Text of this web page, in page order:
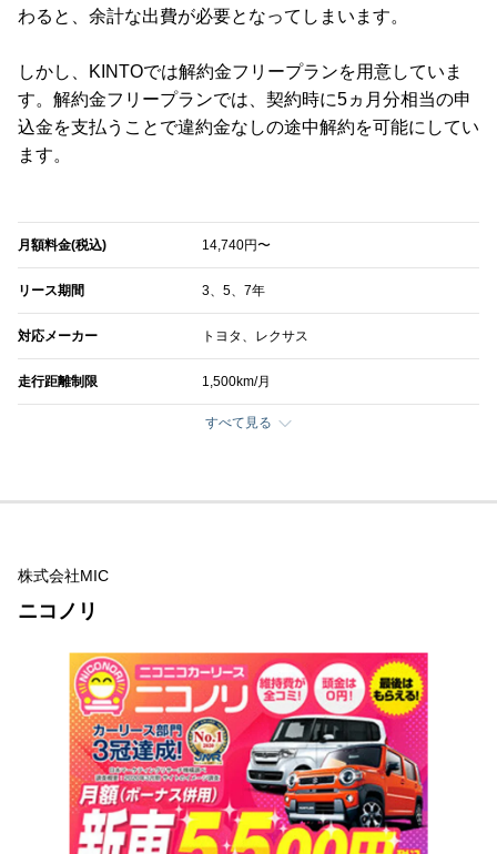
わると、余計な出費が必要となってしまいます。
しかし、KINTOでは解約金フリープランを用意していま
す。解約金フリープランでは、契約時に5ヵ月分相当の申
込金を支払うことで違約金なしの途中解約を可能にしてい
ます。
月額料金(税込) 14,740円〜
リース期間 3、5、7年
対応メーカー トヨタ、レクサス
走行距離制限 1,500km/月
すべて見る
株式会社MIC
ニコノリ